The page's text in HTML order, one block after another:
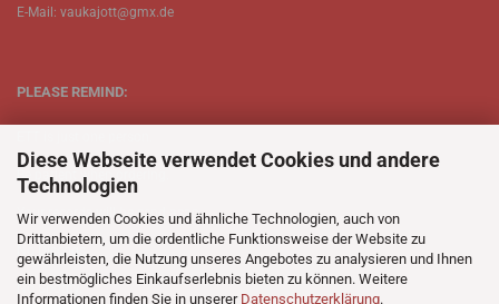
Diese Webseite verwendet Cookies und andere
Technologien
Wir verwenden Cookies und ähnliche Technologien, auch von
Drittanbietern, um die ordentliche Funktionsweise der Website zu
gewährleisten, die Nutzung unseres Angebotes zu analysieren und Ihnen
ein bestmögliches Einkaufserlebnis bieten zu können. Weitere
Informationen finden Sie in unserer Datenschutzerklärung.
E-Mail: vaukajott@gmx.de
PLEASE REMIND:
Be patient when ordering.
Your records will be send asap.
No Discogs.
No Spotify.